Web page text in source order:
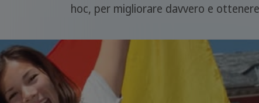
hoc, per migliorare davvero e